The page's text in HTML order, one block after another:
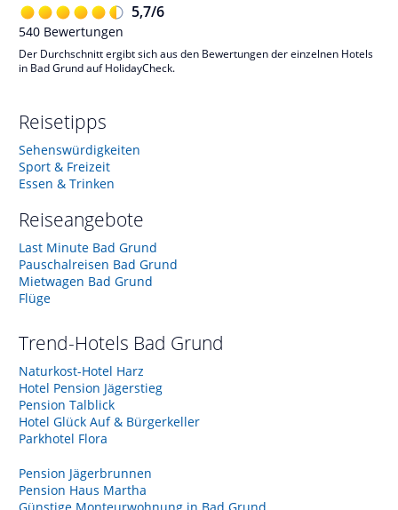
5,7/6
540 Bewertungen
Der Durchschnitt ergibt sich aus den Bewertungen der einzelnen Hotels
in Bad Grund auf HolidayCheck.
Reisetipps
Sehenswürdigkeiten
Sport & Freizeit
Essen & Trinken
Reiseangebote
Last Minute Bad Grund
Pauschalreisen Bad Grund
Mietwagen Bad Grund
Flüge
Trend-Hotels Bad Grund
Naturkost-Hotel Harz
Hotel Pension Jägerstieg
Pension Talblick
Hotel Glück Auf & Bürgerkeller
Parkhotel Flora
Pension Jägerbrunnen
Pension Haus Martha